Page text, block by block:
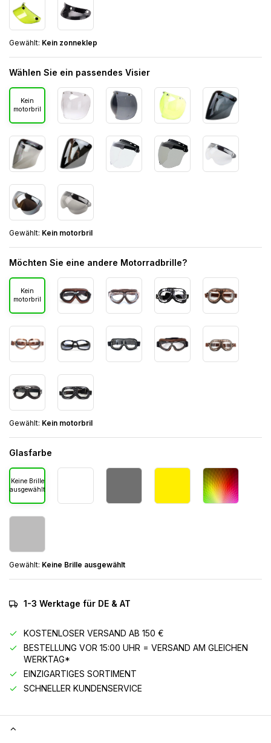
Gewählt: Kein zonneklep
Wählen Sie ein passendes Visier
Kein
motorbril
Gewählt: Kein motorbril
Möchten Sie eine andere Motorradbrille?
Kein
motorbril
Gewählt: Kein motorbril
Glasfarbe
Keine Brille
ausgewählt
Gewählt: Keine Brille ausgewählt
1-3 Werktage für DE & AT
KOSTENLOSER VERSAND AB 150 €
BESTELLUNG VOR 15:00 UHR = VERSAND AM GLEICHEN
WERKTAG*
EINZIGARTIGES SORTIMENT
SCHNELLER KUNDENSERVICE